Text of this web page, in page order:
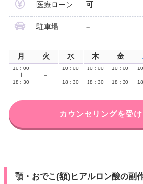
医療ローン 可
駐車場 –
月 火 水 木 金
10：00
18：30
–
10：00
18：30
10：00
18：30
10：00
18：30
カウンセリングを受け
顎・おでこ(額)ヒアルロン酸の副